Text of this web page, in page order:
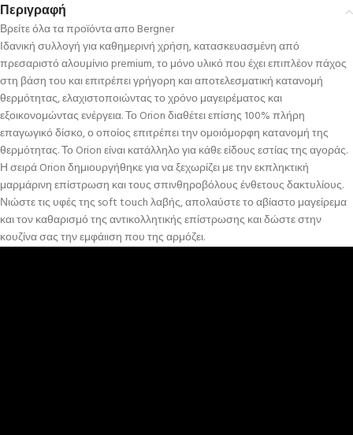
Περιγραφή
Βρείτε όλα τα προϊόντα απο Bergner
Ιδανική συλλογή για καθημερινή χρήση, κατασκευασμένη από
πρεσαριστό αλουμίνιο premium, το μόνο υλικό που έχει επιπλέον πάχος
στη βάση του και επιτρέπει γρήγορη και αποτελεσματική κατανομή
θερμότητας, ελαχιστοποιώντας το χρόνο μαγειρέματος και
εξοικονομώντας ενέργεια. Το Orion διαθέτει επίσης 100% πλήρη
επαγωγικό δίσκο, ο οποίος επιτρέπει την ομοιόμορφη κατανομή της
θερμότητας. Το Orion είναι κατάλληλο για κάθε είδους εστίας της αγοράς.
Η σειρά Orion δημιουργήθηκε για να ξεχωρίζει με την εκπληκτική
μαρμάρινη επίστρωση και τους σπινθηροβόλους ένθετους δακτυλίους.
Νιώστε τις υφές της soft touch λαβής, απολαύστε το αβίαστο μαγείρεμα
και τον καθαρισμό της αντικολλητικής επίστρωσης και δώστε στην
κουζίνα σας την εμφάιιση που της αρμόζει.